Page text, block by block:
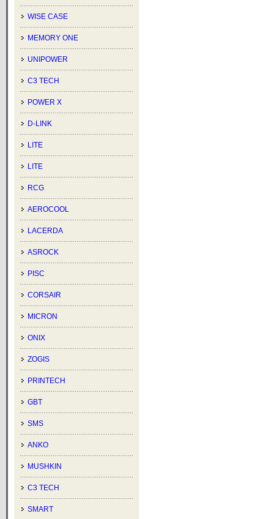
WISE CASE
MEMORY ONE
UNIPOWER
C3 TECH
POWER X
D-LINK
LITE
LITE
RCG
AEROCOOL
LACERDA
ASROCK
PISC
CORSAIR
MICRON
ONIX
ZOGIS
PRINTECH
GBT
SMS
ANKO
MUSHKIN
C3 TECH
SMART